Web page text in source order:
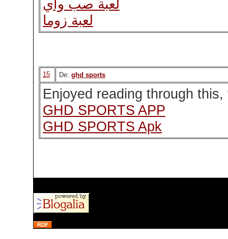
لعبة صب واي
لعبة زوما
15 De: ghd sports
Enjoyed reading through
GHD SPORTS APP
GHD SPORTS Apk